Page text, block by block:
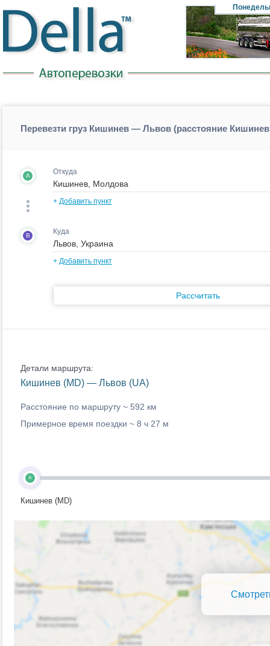
Перевезти груз Кишинев — Львов (расстояние
A Откуда
+ Добавить пункт
B Куда
+ Добавить пункт
Рассчитать
Детали маршрута:
Кишинев (MD) — Львов (UA)
Расстояние по маршруту ~ 592 км
Примерное время поездки ~ 8 ч 27 м
A
Кишинев (MD)